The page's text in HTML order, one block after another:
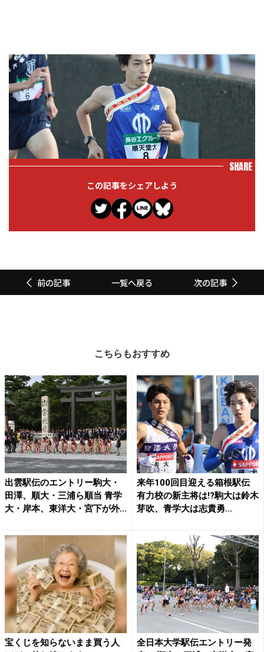
SHARE
この記事をシェアしよう
前の記事 一覧へ戻る 次の記事
こちらもおすすめ
出雲駅伝のエントリー駒大・
田澤、順大・三浦ら順当 青学
大・岸本、東洋大・宮下が外...
来年100回目迎える箱根駅伝
有力校の新主将は!?駒大は鈴木
芽吹、青学大は志貴勇...
宝くじを知らないまま買う人
全日本大学駅伝エントリー発